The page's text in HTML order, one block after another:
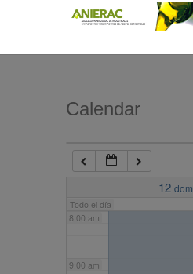
Calendar
12 dom
Todo el día
7:00 am
8:00 am
9:00 am